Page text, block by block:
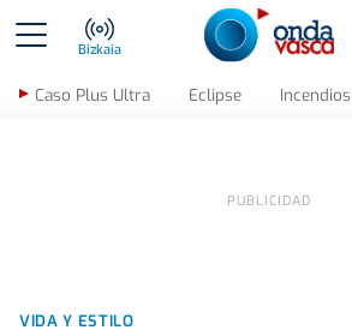
Bizkaia
Caso Plus Ultra Eclipse Incendios
VIDA Y ESTILO